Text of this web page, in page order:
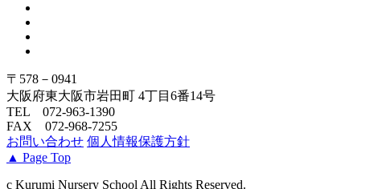
〒578－0941
大阪府東大阪市岩田町 4丁目6番14号
TEL 072-963-1390
FAX 072-968-7255
お問い合わせ 個人情報保護方針
▲ Page Top
c Kurumi Nursery School All Rights Reserved.